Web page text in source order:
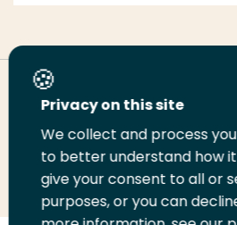
Deel deze pagina
Deel
LinkedIn
Deel
op
Twitter
Deel
op
Facebook
Email
deze
pagina
Print
Privacy on this site
We collect and process
to better understand how it
give your consent to all or
purposes, or you can